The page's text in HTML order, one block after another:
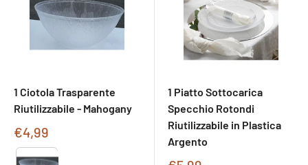
1 Ciotola Trasparente
Riutilizzabile - Mahogany
Prezzo
di
vendita
€4,99
Type
1 Piatto Sottocarica
Specchio Rotondi
Riutilizzabile in Plastica
Argento